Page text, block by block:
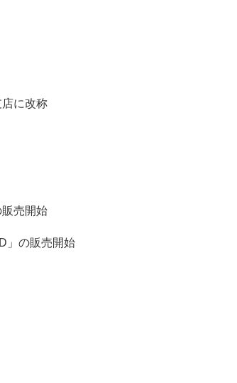
に改称
売開始
」の販売開始